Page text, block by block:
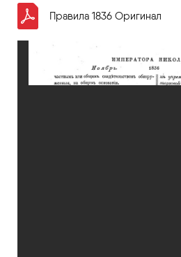
Правила 1836 Оригинал